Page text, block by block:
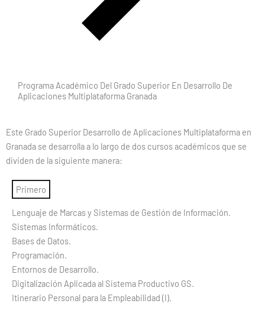
Programa Académico Del Grado Superior En Desarrollo De
Aplicaciones Multiplataforma Granada
Este Grado Superior Desarrollo de Aplicaciones Multiplataforma en
Granada se desarrolla a lo largo de dos cursos académicos que se
dividen de la siguiente manera:
Primero
Lenguaje de Marcas y Sistemas de Gestión de Información.
Sistemas Informáticos.
Bases de Datos.
Programación.
Entornos de Desarrollo.
Digitalización Aplicada al Sistema Productivo GS.
Itinerario Personal para la Empleabilidad (I).